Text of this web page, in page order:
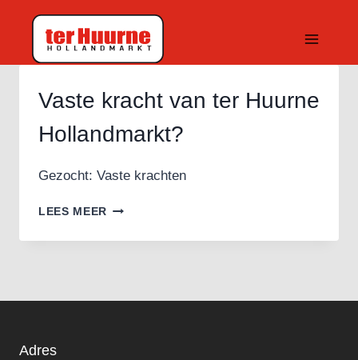
inhoud
Vaste kracht van ter Huurne
Hollandmarkt?
Gezocht: Vaste krachten
LEES MEER VASTE
VAN
Adres